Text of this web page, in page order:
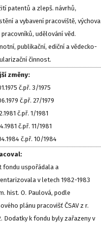
patentů a zlepš. návrhů,
a vybavení pracoviště, výchova
pracovníků, udělování věd.
publikační, ediční a vědecko-
činnost.
změny:
č.př. 3/1975
č.př. 27/1979
č.př. 1/1981
č.př. 11/1981
č.př. 10/1984
fondu uspořádala a
v letech 1982-1983
hist. O. Paulová, podle
plánu pracovišť ČSAV z r.
Dodatky k fondu byly zařazeny v